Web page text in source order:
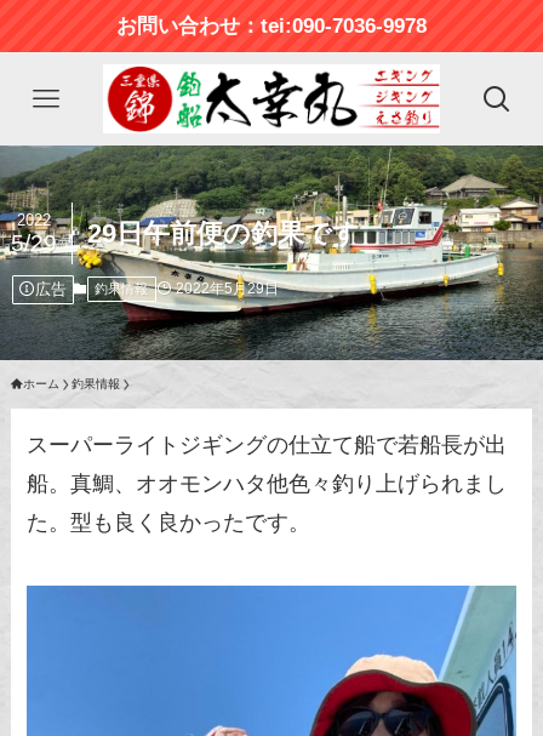
お問い合わせ：tei:090-7036-9978
29日午前便の釣果です
2022
5/29
広告 釣果情報 2022年5月29日
ホーム 釣果情報
スーパーライトジギングの仕立て船で若船長が出
船。真鯛、オオモンハタ他色々釣り上げられまし
た。型も良く良かったです。